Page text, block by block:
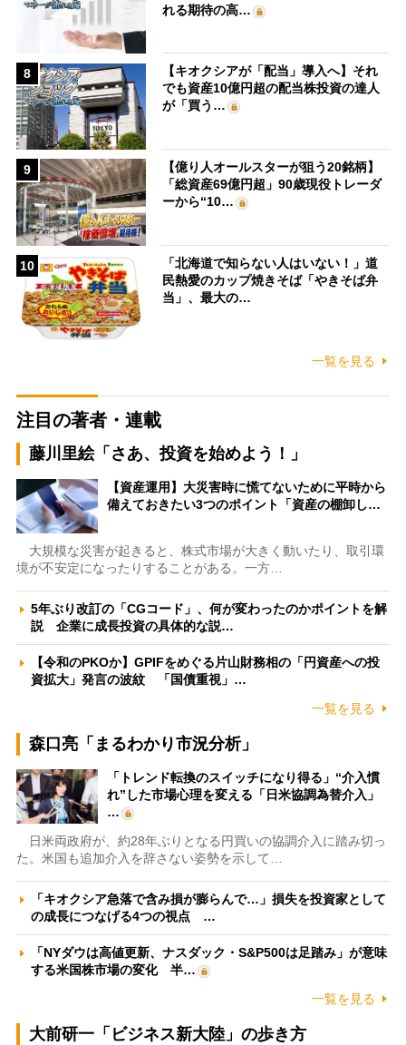
れる期待の高…
8
【キオクシアが「配当」導入へ】それ
でも資産10億円超の配当株投資の達人
が「買う…
9
【億り人オールスターが狙う20銘柄】
「総資産69億円超」90歳現役トレーダ
ーから“10…
10
「北海道で知らない人はいない！」道
民熱愛のカップ焼きそば「やきそば弁
当」、最大の…
一覧を見る
注目の著者・連載
藤川里絵「さあ、投資を始めよう！」
【資産運用】大災害時に慌てないために平時から
備えておきたい3つのポイント「資産の棚卸し…
大規模な災害が起きると、株式市場が大きく動いたり、取引環
境が不安定になったりすることがある。一方…
5年ぶり改訂の「CGコード」、何が変わったのかポイントを解
説 企業に成長投資の具体的な説…
【令和のPKOか】GPIFをめぐる片山財務相の「円資産への投
資拡大」発言の波紋 「国債重視」…
一覧を見る
森口亮「まるわかり市況分析」
「トレンド転換のスイッチになり得る」“介入慣
れ”した市場心理を変える「日米協調為替介入」
…
日米両政府が、約28年ぶりとなる円買いの協調介入に踏み切っ
た。米国も追加介入を辞さない姿勢を示して…
「キオクシア急落で含み損が膨らんで…」損失を投資家として
の成長につなげる4つの視点 …
「NYダウは高値更新、ナスダック・S&P500は足踏み」が意味
する米国株市場の変化 半…
一覧を見る
大前研一「ビジネス新大陸」の歩き方